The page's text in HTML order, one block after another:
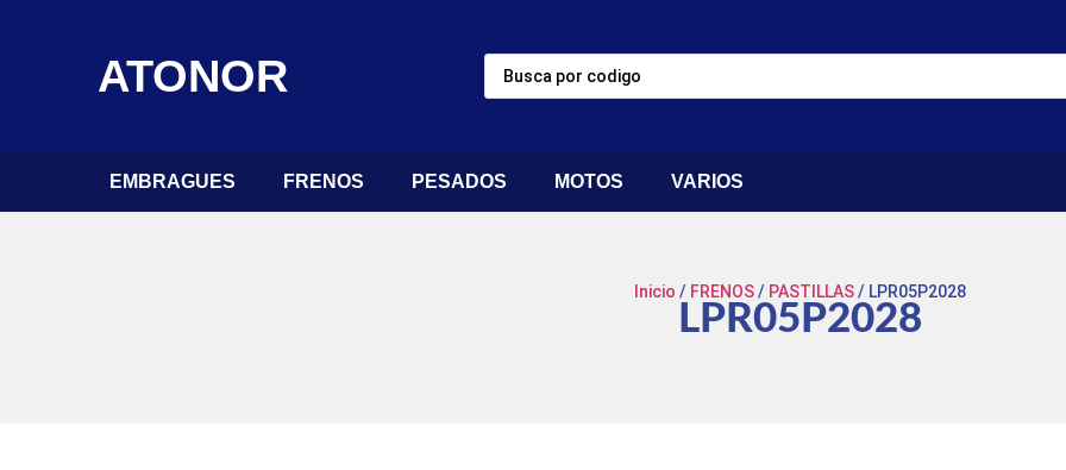
ATONOR
EMBRAGUES FRENOS PESADOS MOTOS VARIOS
Inicio / FRENOS/ PASTILLAS/ LPR05P2028
LPR05P2028